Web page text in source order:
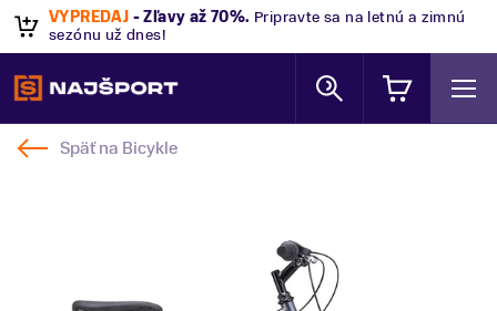
VÝPREDAJ - Zľavy až 70%. Pripravte sa na letnú a zimnú
sezónu už dnes!
Späť na Bicykle